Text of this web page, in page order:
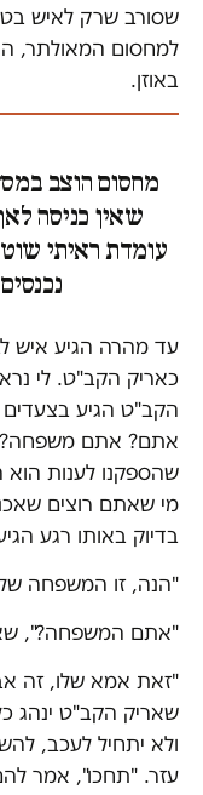
שסורב שרק לאיש
למחסום המאולתר,
באוזן.
מחסום הוצב
שאין כניסה
עומדת ראיתי
עד מהרה הגיע איש
כאריק הקב"ט. לי
הקב"ט הגיע בצעדים
אתם? אתם משפחה?
שהספקנו לענות הוא
מי שאתם רוצים
בדיוק באותו רגע
"הנה, זו המשפחה של
"אתם המשפחה?",
"זאת אמא שלו, זה
שאריק הקב"ט ינהג
ולא יתחיל לעכב,
עזר. "תחכו", אמר